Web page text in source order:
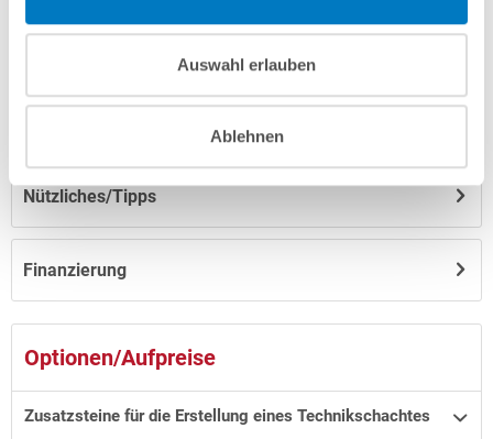
Auswahl erlauben
Ablehnen
Finanzierung
Nützliches/Tipps
Optionen/Aufpreise
Zusatzsteine für die Erstellung eines Technikschachtes